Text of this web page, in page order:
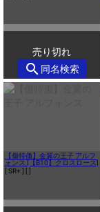
売り切れ
search 同名検索
【傷特価】金翼の王子 アルフ
ォンス [【B10】クロスローズ]
[ SR+ ] [ ]